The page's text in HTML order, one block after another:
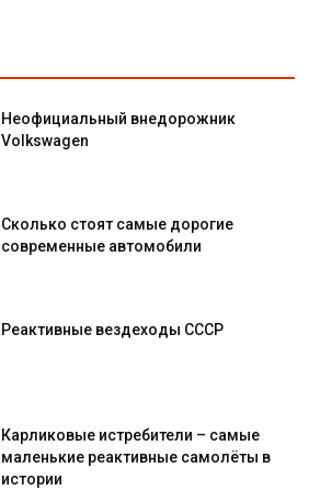
Неофициальный внедорожник
Volkswagen
Сколько стоят самые дорогие
современные автомобили
Реактивные вездеходы СССР
Карликовые истребители – самые
маленькие реактивные самолёты в
истории